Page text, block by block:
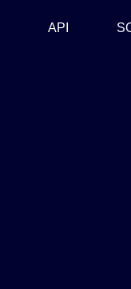
(CURRENT)
API